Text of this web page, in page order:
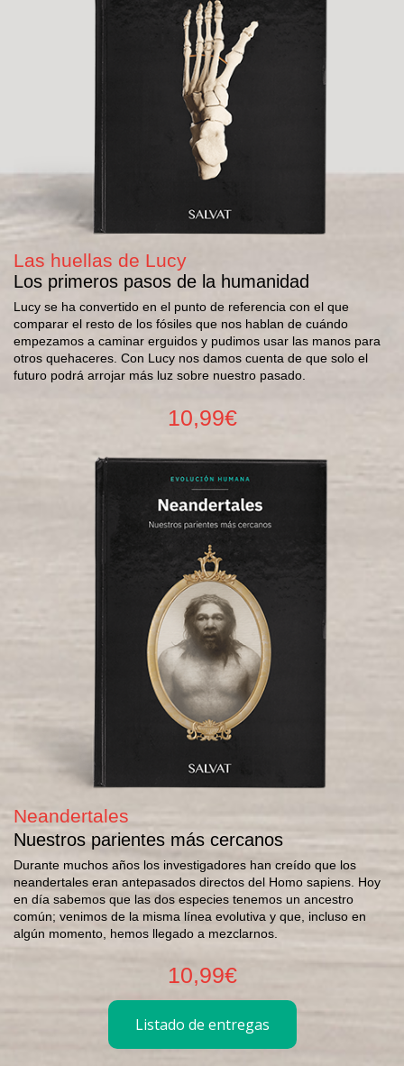
Las huellas de Lucy
Los primeros pasos de la humanidad
Lucy se ha convertido en el punto de referencia con el que
comparar el resto de los fósiles que nos hablan de cuándo
empezamos a caminar erguidos y pudimos usar las manos para
otros quehaceres. Con Lucy nos damos cuenta de que solo el
futuro podrá arrojar más luz sobre nuestro pasado.
10,99€
Neandertales
Nuestros parientes más cercanos
Durante muchos años los investigadores han creído que los
neandertales eran antepasados directos del Homo sapiens. Hoy
en día sabemos que las dos especies tenemos un ancestro
común; venimos de la misma línea evolutiva y que, incluso en
algún momento, hemos llegado a mezclarnos.
10,99€
Listado de entregas